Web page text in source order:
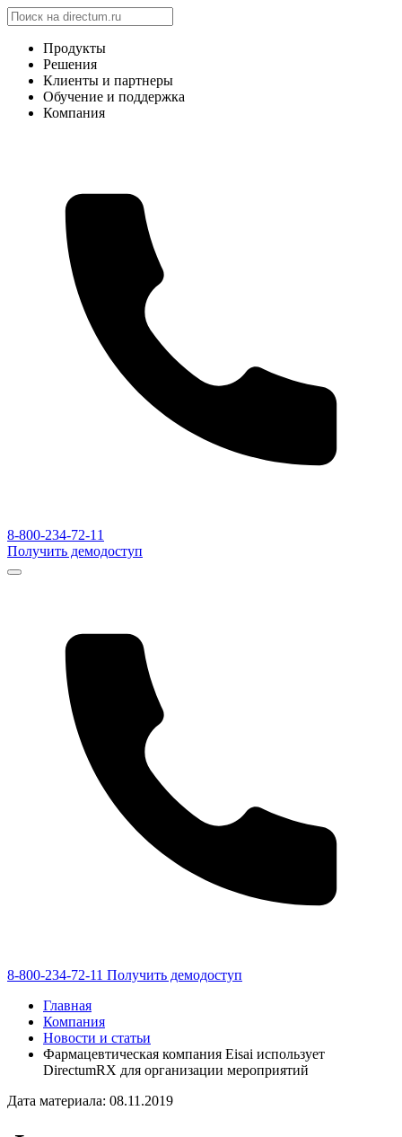
Продукты
Решения
Клиенты и партнеры
Обучение и поддержка
Компания
8-800-234-72-11
Получить демодоступ
8-800-234-72-11 Получить демодоступ
Главная
Компания
Новости и статьи
Фармацевтическая компания Eisai использует
DirectumRX для организации мероприятий
Дата материала: 08.11.2019